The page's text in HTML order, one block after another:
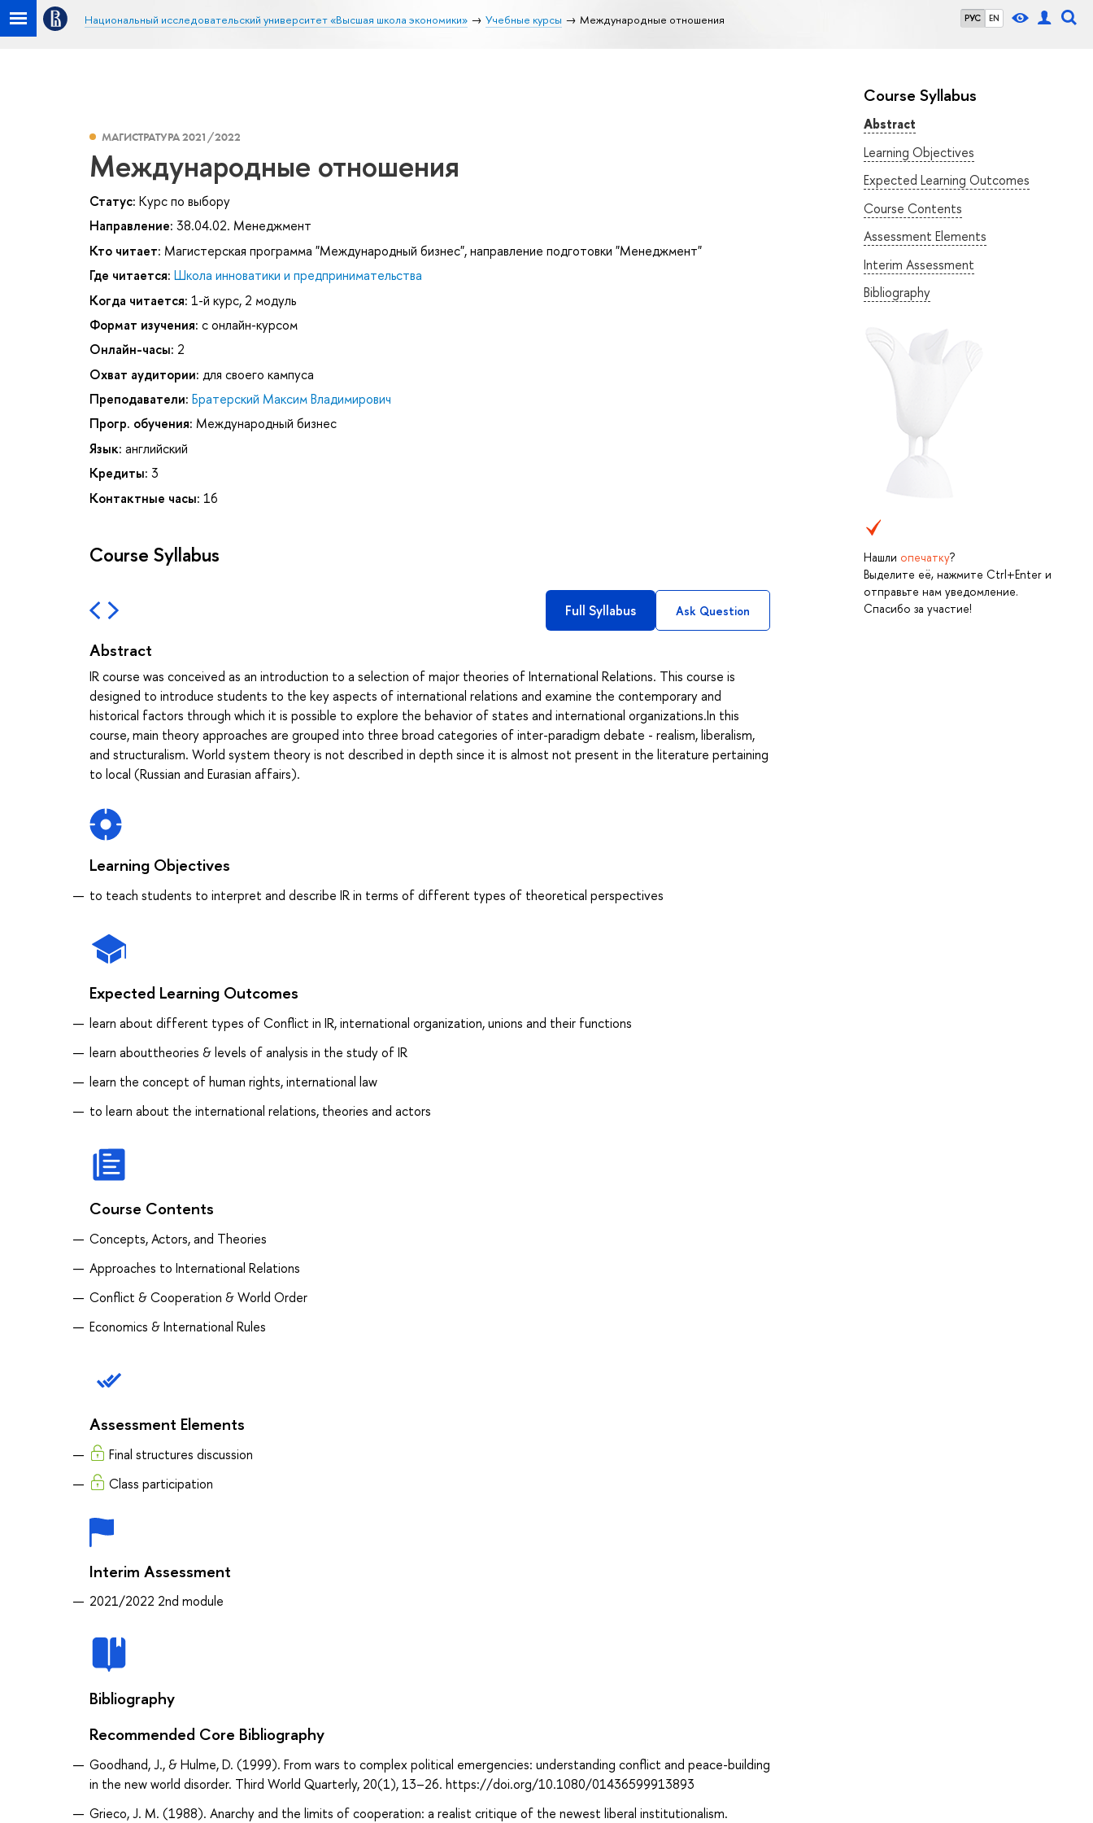
РУС EN
Национальный исследовательский университет «Высшая школа экономики» Учебные курсы Международные отношения
Course Syllabus
Abstract
Learning Objectives
Expected Learning Outcomes
Course Contents
Assessment Elements
Interim Assessment
Bibliography
Нашли опечатку?
Выделите её, нажмите Ctrl+Enter и
отправьте нам уведомление.
Спасибо за участие!
МАГИСТРАТУРА 2021/2022
Международные отношения
Статус: Курс по выбору
Направление: 38.04.02. Менеджмент
Кто читает: Магистерская программа "Международный бизнес", направление подготовки "Менеджмент"
Где читается: Школа инноватики и предпринимательства
Когда читается: 1-й курс, 2 модуль
Формат изучения: с онлайн-курсом
Онлайн-часы: 2
Охват аудитории: для своего кампуса
Преподаватели: Братерский Максим Владимирович
Прогр. обучения: Международный бизнес
Язык: английский
Кредиты: 3
Контактные часы: 16
Course Syllabus
Full Syllabus Ask Question
Abstract
IR course was conceived as an introduction to a selection of major theories of International Relations. This course is
designed to introduce students to the key aspects of international relations and examine the contemporary and
historical factors through which it is possible to explore the behavior of states and international organizations.In this
course, main theory approaches are grouped into three broad categories of inter-paradigm debate - realism, liberalism,
and structuralism. World system theory is not described in depth since it is almost not present in the literature pertaining
to local (Russian and Eurasian affairs).
Learning Objectives
to teach students to interpret and describe IR in terms of different types of theoretical perspectives
Expected Learning Outcomes
learn about different types of Conflict in IR, international organization, unions and their functions
learn abouttheories & levels of analysis in the study of IR
learn the concept of human rights, international law
to learn about the international relations, theories and actors
Course Contents
Concepts, Actors, and Theories
Approaches to International Relations
Conflict & Cooperation & World Order
Economics & International Rules
Assessment Elements
Final structures discussion
Class participation
Interim Assessment
2021/2022 2nd module
Bibliography
Recommended Core Bibliography
Goodhand, J., & Hulme, D. (1999). From wars to complex political emergencies: understanding conflict and peace-building
in the new world disorder. Third World Quarterly, 20(1), 13–26. https://doi.org/10.1080/01436599913893
Grieco, J. M. (1988). Anarchy and the limits of cooperation: a realist critique of the newest liberal institutionalism.